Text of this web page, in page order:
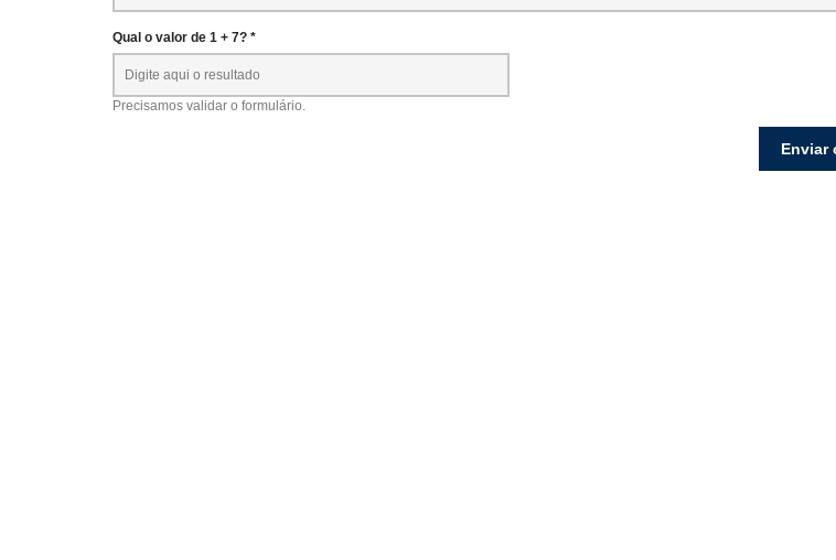
Qual o valor de 1 + 7? *
Precisamos validar o formulário.